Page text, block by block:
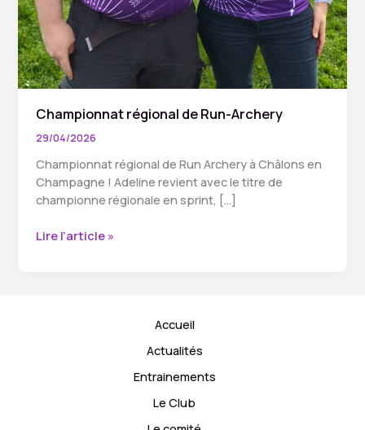
Championnat régional de Run-Archery
29/04/2026
Championnat régional de Run Archery à Châlons en
Champagne ! Adeline revient avec le titre de
championne régionale en sprint, […]
Championnat
Lire l’article »
Accueil
Actualités
Entrainements
Le Club